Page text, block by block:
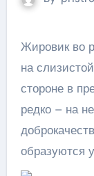
Жировик во рту – явление редкое, локализуется
на
стороне в
редко – на
образуются